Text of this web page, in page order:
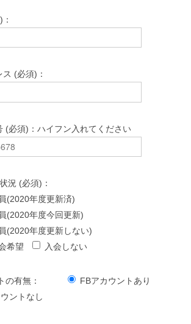
(必須)：
(必須)：ハイフン入れてください
況 (必須)：
(2020年度更新済)
(2020年度今回更新)
(2020年度更新しない)
希望
入会しない
の有無：
FBアカウントあり
ントなし